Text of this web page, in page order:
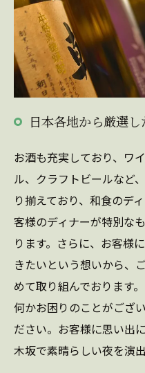
日本各地から厳選
お酒も充実しており、ワ
ル、クラフトビールなど
り揃えており、和食のデ
客様のディナーが特別な
ります。さらに、お客様
きたいという想いから、
めて取り組んでおります
何かお困りのことがござ
ださい。お客様に思い出
木坂で素晴らしい夜を演